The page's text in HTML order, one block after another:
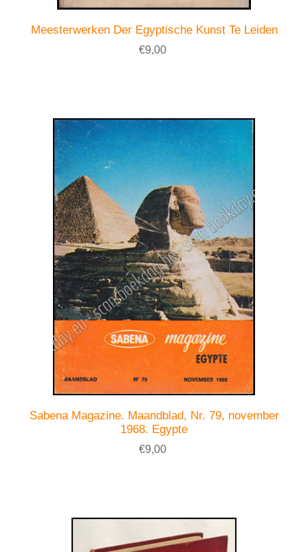
Meesterwerken Der Egyptische Kunst Te Leiden
€9,00
Sabena Magazine. Maandblad, Nr. 79, november
1968. Egypte
€9,00